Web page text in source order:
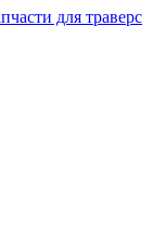
для траверс